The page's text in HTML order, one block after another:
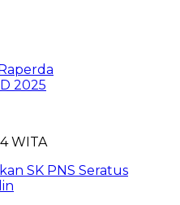
2025
WITA
SK PNS Seratus